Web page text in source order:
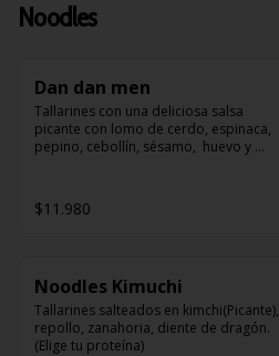
Noodles
Dan dan men
Tallarines con una deliciosa salsa
picante con lomo de cerdo, espinaca,
pepino, cebollín, sésamo,  huevo y
$11.980
Noodles Kimuchi
Tallarines salteados en kimchi(Picante),
repollo, zanahoria, diente de dragón.
(Elige tu proteína)